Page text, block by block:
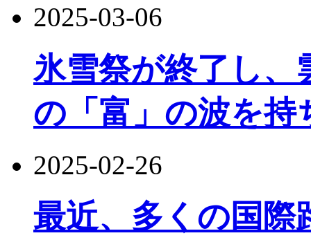
2025-03-06
氷雪祭が終了し、
の「富」の波を持
2025-02-26
最近、多くの国際